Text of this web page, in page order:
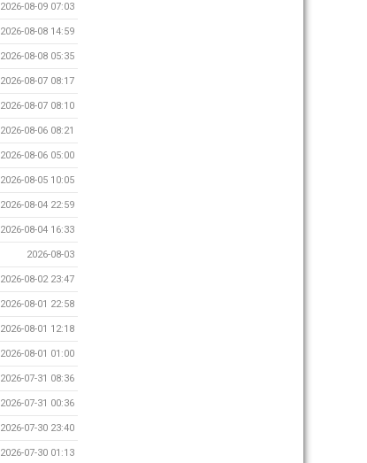
2026-08-09 07:03
2026-08-08 14:59
2026-08-08 05:35
2026-08-07 08:17
2026-08-07 08:10
2026-08-06 08:21
2026-08-06 05:00
2026-08-05 10:05
2026-08-04 22:59
2026-08-04 16:33
2026-08-03
2026-08-02 23:47
2026-08-01 22:58
2026-08-01 12:18
2026-08-01 01:00
2026-07-31 08:36
2026-07-31 00:36
2026-07-30 23:40
2026-07-30 01:13